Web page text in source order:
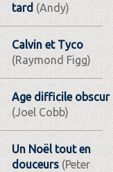
tard (Andy)
Calvin et Tyco
(Raymond Figg)
Age difficile obscur
(Joel Cobb)
Un Noël tout en
douceurs(Peter